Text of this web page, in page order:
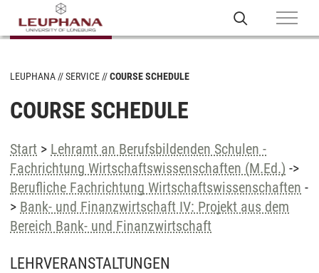
LEUPHANA SERVICE COURSE SCHEDULE
COURSE SCHEDULE
Start > Lehramt an Berufsbildenden Schulen -
Fachrichtung Wirtschaftswissenschaften (M.Ed.) ->
Berufliche Fachrichtung Wirtschaftswissenschaften -
> Bank- und Finanzwirtschaft IV: Projekt aus dem
Bereich Bank- und Finanzwirtschaft
LEHRVERANSTALTUNGEN